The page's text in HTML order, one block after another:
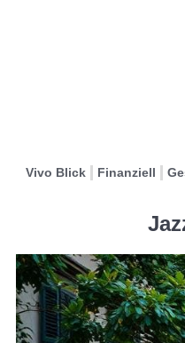
Vivo Blick Finanziell